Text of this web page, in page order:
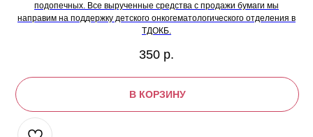
подопечных. Все вырученные средства с продажи бумаги мы
направим на поддержку детского онкогематологического отделения в
ТДОКБ.
350 р.
В КОРЗИНУ